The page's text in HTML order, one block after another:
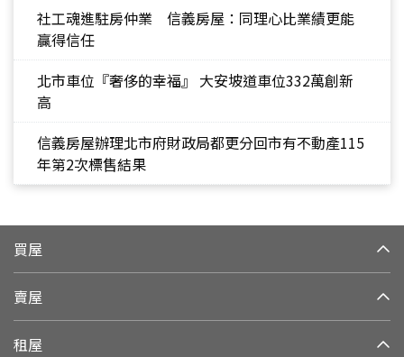
社工魂進駐房仲業 信義房屋：同理心比業績更能
贏得信任
北市車位『奢侈的幸福』 大安坡道車位332萬創新
高
信義房屋辦理北市府財政局都更分回市有不動產115
年第2次標售結果
買屋
賣屋
租屋